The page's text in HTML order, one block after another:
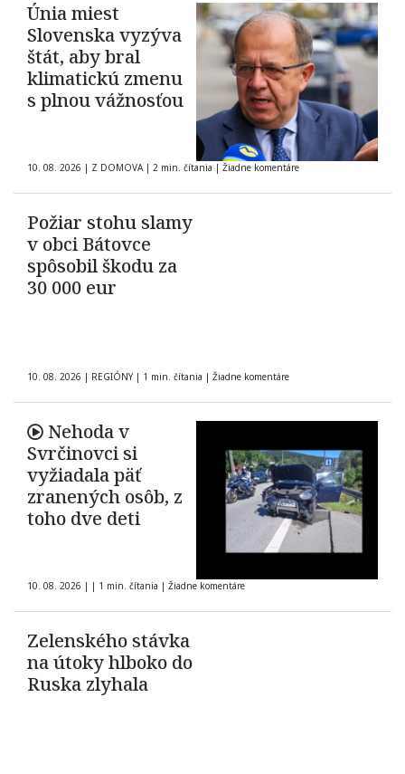
Únia miest
Slovenska vyzýva
štát, aby bral
klimatickú zmenu
s plnou vážnosťou
10. 08. 2026 | Z DOMOVA | 2 min. čítania | Žiadne komentáre
Požiar stohu slamy
v obci Bátovce
spôsobil škodu za
30 000 eur
10. 08. 2026 | REGIÓNY | 1 min. čítania | Žiadne komentáre
Nehoda v
Svrčinovci si
vyžiadala päť
zranených osôb, z
toho dve deti
10. 08. 2026 | | 1 min. čítania | Žiadne komentáre
Zelenského stávka
na útoky hlboko do
Ruska zlyhala